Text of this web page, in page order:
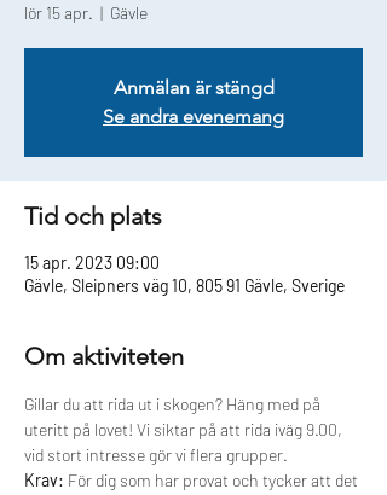
lör 15 apr.
  |
Gävle
Anmälan är stängd
Se andra evenemang
Tid och plats
15 apr. 2023 09:00
Gävle, Sleipners väg 10, 805 91 Gävle, Sverige
Om aktiviteten
Gillar du att rida ut i skogen? Häng med på
uteritt på lovet! Vi siktar på att rida iväg 9.00,
vid stort intresse gör vi flera grupper.
Krav: För dig som har provat och tycker att det